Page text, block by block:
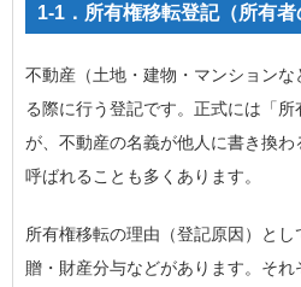
1-1．所有権移転登記（所有者
不動産（土地・建物・マンション
る際に行う登記です。正式には「
が、不動産の名義が他人に書き換
呼ばれることも多くあります。
所有権移転の理由（登記原因）と
贈・財産分与などがあります。そ